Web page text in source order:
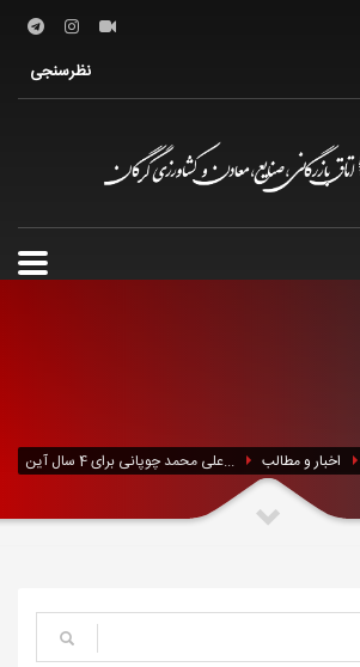
نظرسنجی
علی محمد چوپانی برای 4 سال آین... اخبار و مطالب